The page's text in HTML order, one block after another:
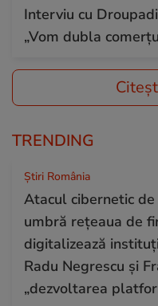
Interviu cu
„Vom dubla
TRENDING
Știri România
Atacul cibernetic
umbră rețeaua de
digitalizează
Radu Negrescu și
„dezvoltarea